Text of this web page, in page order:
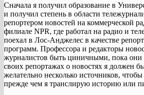
Сначала я получил образование в
и получил степень в области
репортером новостей на коммерческой
филиале NPR, где работал на радио и
поехал в Лос-Анджелес в качестве
программ. Профессора и редакторы
журналистов быть циничными, пока
своих репортажах о новостях я должен
желательно несколько источников,
прежде чем я транслирую историю или